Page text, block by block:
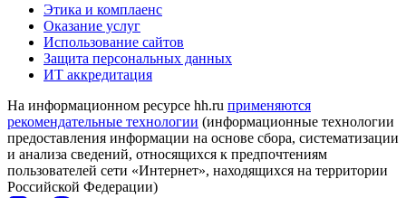
Этика и комплаенс
Оказание услуг
Использование сайтов
Защита персональных данных
ИТ аккредитация
На информационном ресурсе hh.ru применяются
рекомендательные технологии (информационные технологии
предоставления информации на основе сбора, систематизации
и анализа сведений, относящихся к предпочтениям
пользователей сети «Интернет», находящихся на территории
Российской Федерации)